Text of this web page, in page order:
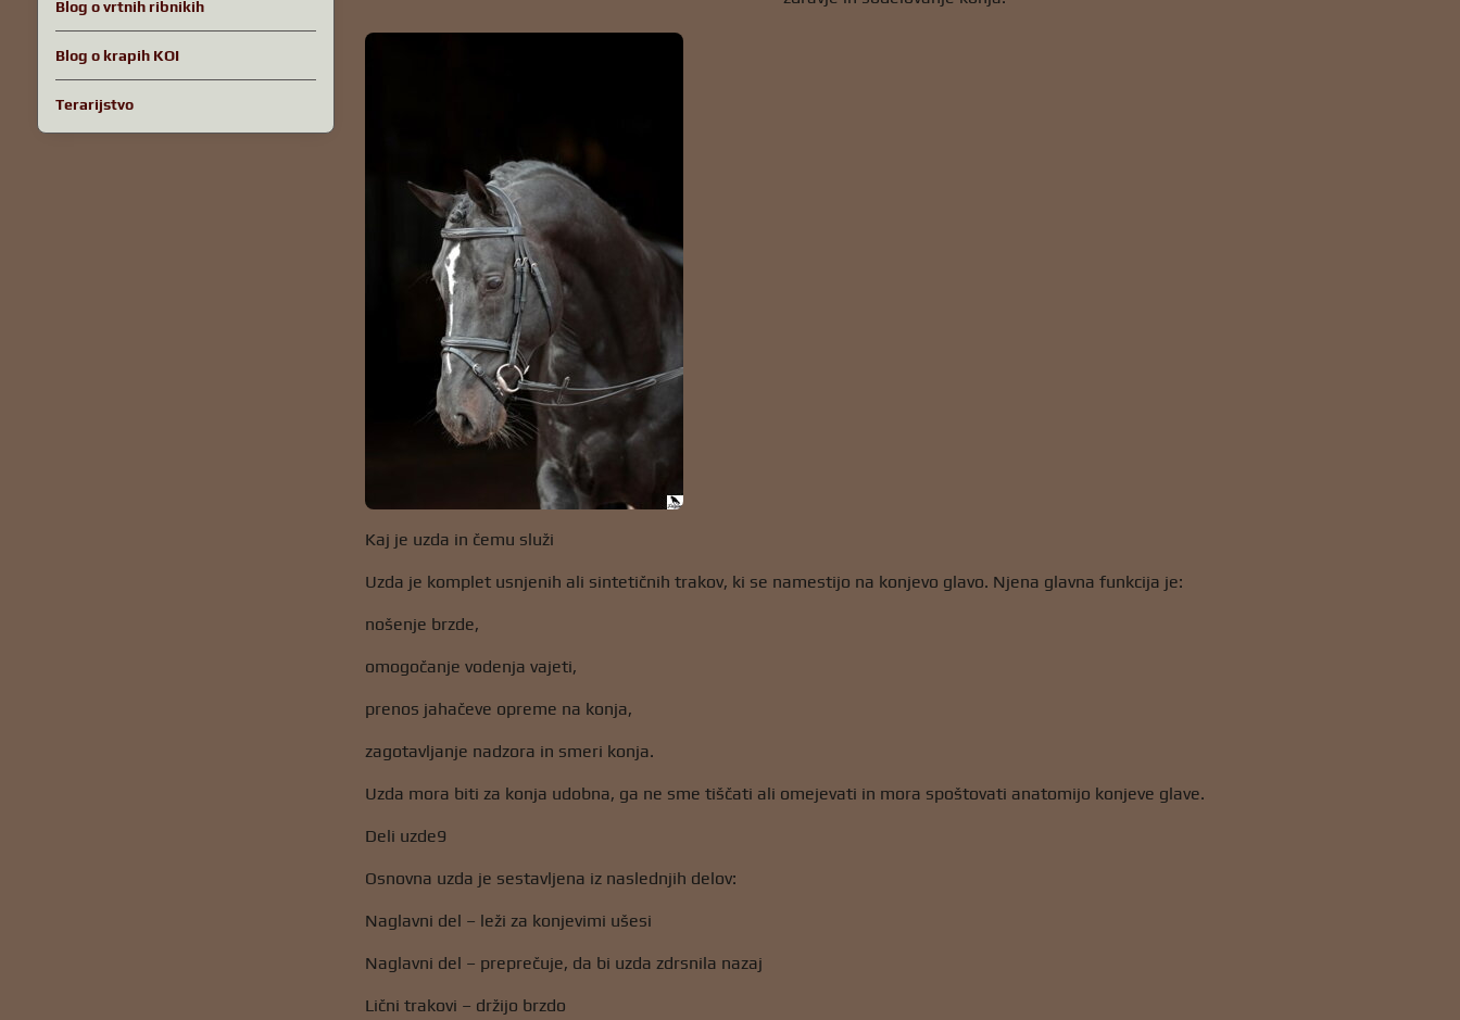
Kaj je uzda in čemu služi
Uzda je komplet usnjenih ali sintetičnih trakov, ki se namestijo na konjevo glavo. Njena glavna funkcija je:
nošenje brzde,
omogočanje vodenja vajeti,
prenos jahačeve opreme na konja,
zagotavljanje nadzora in smeri konja.
Uzda mora biti za konja udobna, ga ne sme tiščati ali omejevati in mora spoštovati anatomijo konjeve glave.
Deli uzde9
Osnovna uzda je sestavljena iz naslednjih delov:
Naglavni del – leži za konjevimi ušesi
Naglavni del – preprečuje, da bi uzda zdrsnila nazaj
Lični trakovi – držijo brzdo
Blog o vrtnih ribnikih
Blog o krapih KOI
Terarijstvo